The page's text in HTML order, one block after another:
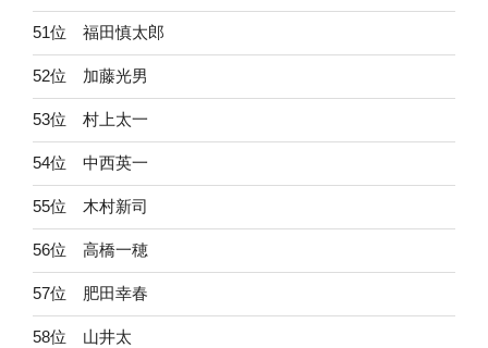
51位 福田慎太郎
52位 加藤光男
53位 村上太一
54位 中西英一
55位 木村新司
56位 高橋一穂
57位 肥田幸春
58位 山井太